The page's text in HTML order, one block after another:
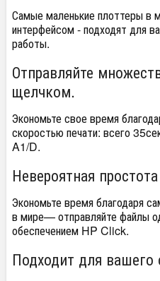
Самые маленькие плоттеры в
интерфейсом - подходят для
работы.
Отправляйте
щелчком.
Экономьте свое время
скоростью печати: всего
A1/D.
Невероятная
Экономьте время благодаря
в мире— отправляйте файлы
обеспечением HP Click.
Подходит для